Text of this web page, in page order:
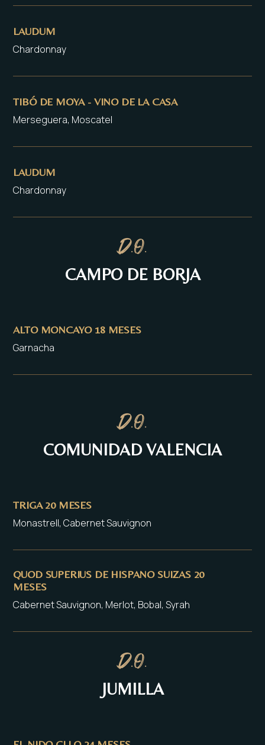
LAUDUM
Chardonnay
TIBÓ DE MOYA - VINO DE LA CASA
Merseguera, Moscatel
LAUDUM
Chardonnay
D.O.
CAMPO DE BORJA
ALTO MONCAYO 18 MESES
Garnacha
D.O.
COMUNIDAD VALENCIA
TRIGA 20 MESES
Monastrell, Cabernet Sauvignon
QUOD SUPERIUS DE HISPANO SUIZAS 20
MESES
Cabernet Sauvignon, Merlot, Bobal, Syrah
D.O.
JUMILLA